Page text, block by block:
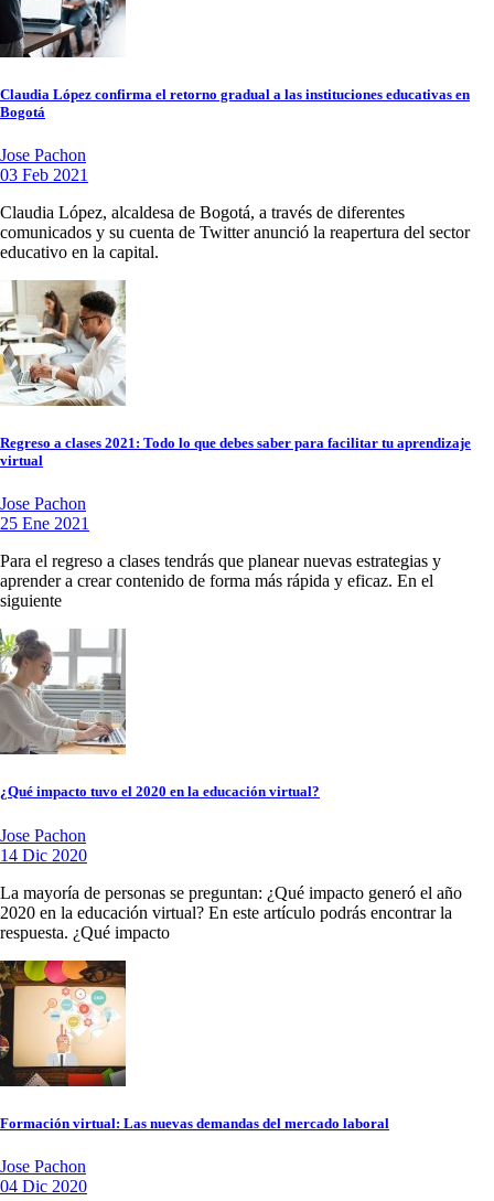
Claudia López confirma el retorno gradual a las instituciones educativas en
Bogotá
Jose Pachon
03 Feb 2021
Claudia López, alcaldesa de Bogotá, a través de diferentes
comunicados y su cuenta de Twitter anunció la reapertura del sector
educativo en la capital.
Regreso a clases 2021: Todo lo que debes saber para facilitar tu aprendizaje
virtual
Jose Pachon
25 Ene 2021
Para el regreso a clases tendrás que planear nuevas estrategias y
aprender a crear contenido de forma más rápida y eficaz. En el
siguiente
¿Qué impacto tuvo el 2020 en la educación virtual?
Jose Pachon
14 Dic 2020
La mayoría de personas se preguntan: ¿Qué impacto generó el año
2020 en la educación virtual? En este artículo podrás encontrar la
respuesta. ¿Qué impacto
Formación virtual: Las nuevas demandas del mercado laboral
Jose Pachon
04 Dic 2020